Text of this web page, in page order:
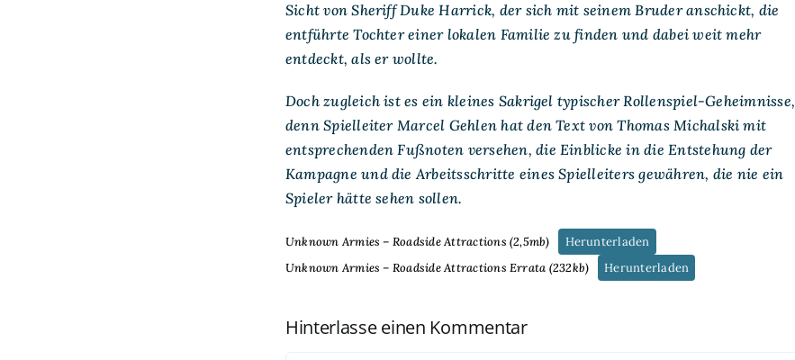
Sicht von Sheriff Duke Harrick, der sich mit seinem Bruder anschickt, die
entführte Tochter einer lokalen Familie zu finden und dabei weit mehr
entdeckt, als er wollte.
Doch zugleich ist es ein kleines Sakrigel typischer Rollenspiel-Geheimnisse,
denn Spielleiter Marcel Gehlen hat den Text von Thomas Michalski mit
entsprechenden Fußnoten versehen, die Einblicke in die Entstehung der
Kampagne und die Arbeitsschritte eines Spielleiters gewähren, die nie ein
Spieler hätte sehen sollen.
Unknown Armies – Roadside Attractions (2,5mb)
Herunterladen
Unknown Armies – Roadside Attractions Errata (232kb)
Herunterladen
Hinterlasse einen Kommentar